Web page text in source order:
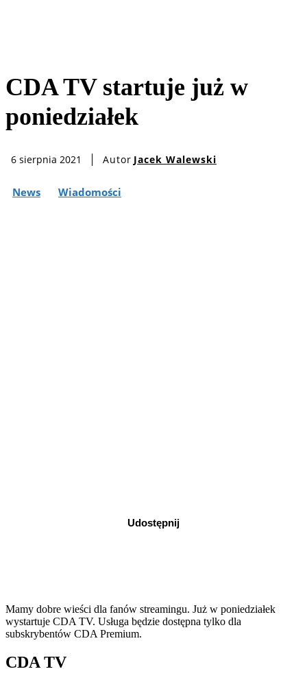
CDA TV startuje już w
poniedziałek
6 sierpnia 2021 Autor Jacek Walewski
News Wiadomości
Udostępnij
Mamy dobre wieści dla fanów streamingu. Już w poniedziałek
wystartuje CDA TV. Usługa będzie dostępna tylko dla
subskrybentów CDA Premium.
CDA TV